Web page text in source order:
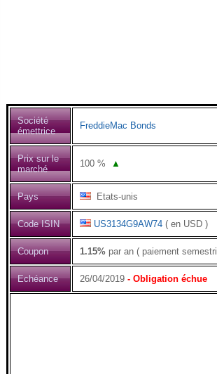
Société
émettrice
FreddieMac Bonds
Prix sur le
marché
100 % ▲
Pays Etats-unis
Code ISIN US3134G9AW74 ( en USD )
Coupon 1.15% par an ( paiement
Echéance 26/04/2019 - Obligation échue